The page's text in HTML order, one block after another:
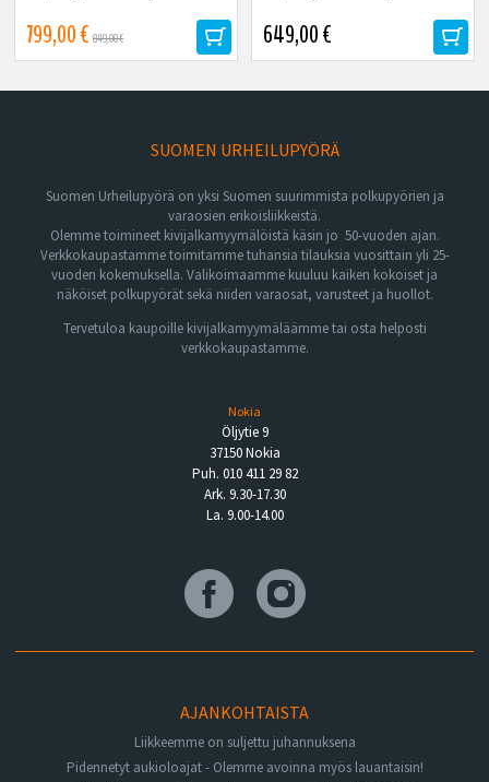
Teräsrunkoisessa...
799,00 € 849,00 €
Teräsrunkoisessa...
649,00 €
SUOMEN URHEILUPYÖRÄ
Suomen Urheilupyörä on yksi Suomen suurimmista polkupyörien ja
varaosien erikoisliikkeistä.
Olemme toimineet kivijalkamyymälöistä käsin jo 50-vuoden ajan.
Verkkokaupastamme toimitamme tuhansia tilauksia vuosittain yli 25-
vuoden kokemuksella. Valikoimaamme kuuluu kaiken kokoiset ja
näköiset polkupyörät sekä niiden varaosat, varusteet ja huollot.
Tervetuloa kaupoille kivijalkamyymäläämme tai osta helposti
verkkokaupastamme.
Nokia
Öljytie 9
37150 Nokia
Puh. 010 411 29 82
Ark. 9.30-17.30
La. 9.00-14.00
AJANKOHTAISTA
Liikkeemme on suljettu juhannuksena
Pidennetyt aukioloajat - Olemme avoinna myös lauantaisin!